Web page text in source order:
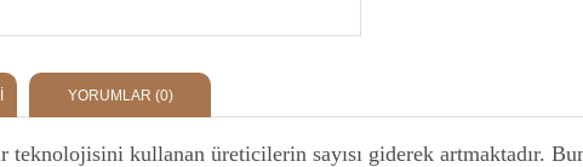
YORUMLAR (0)
teknolojisini kullanan üreticilerin sayısı giderek artmaktadır.